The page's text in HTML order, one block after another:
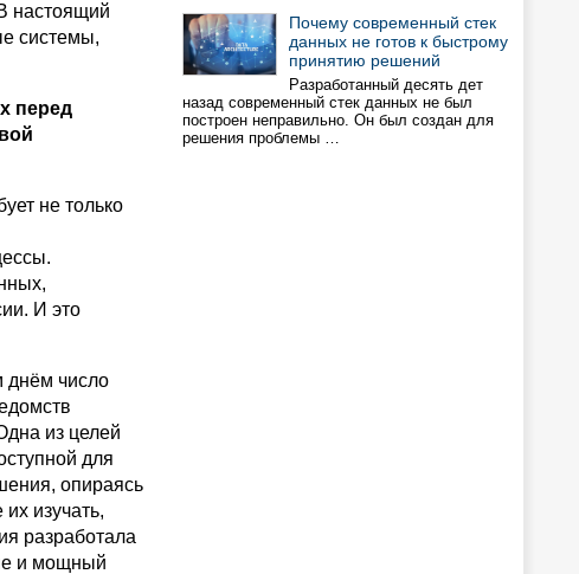
настоящий
системы,
перед
не только
И это
днём число
из целей
для
опираясь
изучать,
разработала
и мощный
Почему современный стек
данных не готов к быстрому
принятию решений
Разработанный десять дет
назад современный стек данных не был
построен неправильно. Он был создан для
решения проблемы …